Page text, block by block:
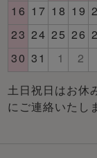
土日祝日はお休
にご連絡いたし